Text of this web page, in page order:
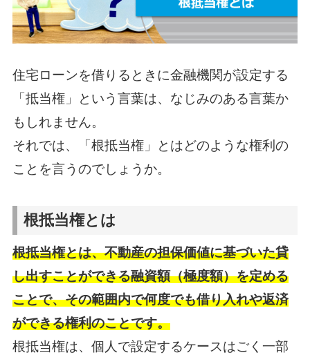
住宅ローンを借りるときに金融機関が設定する
「抵当権」という言葉は、なじみのある言葉か
もしれません。
それでは、「根抵当権」とはどのような権利の
ことを言うのでしょうか。
根抵当権とは
根抵当権とは、不動産の担保価値に基づいた貸
し出すことができる融資額（極度額）を定める
ことで、その範囲内で何度でも借り入れや返済
ができる権利のことです。
根抵当権は、個人で設定するケースはごく一部